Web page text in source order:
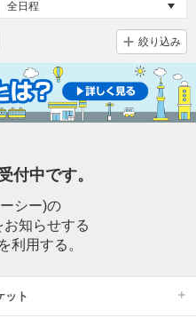
絞り込み
付中です。
シー)の
知らせする
を利用する。
ット